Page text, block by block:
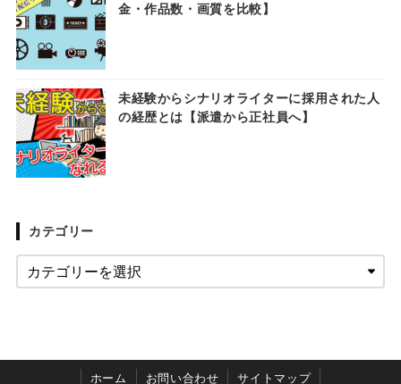
金・作品数・画質を比較】
未経験からシナリオライターに採用された人
の経歴とは【派遣から正社員へ】
カテゴリー
ホーム お問い合わせ サイトマップ